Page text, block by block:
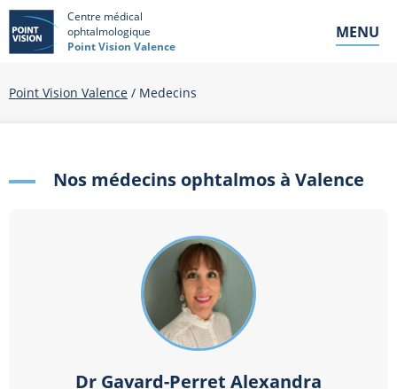
Centre médical
ophtalmologique
Point Vision Valence
MENU
Point Vision Valence / Medecins
Nos médecins ophtalmos à Valence
Dr Gavard-Perret Alexandra